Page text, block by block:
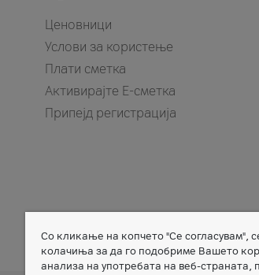
Ценовници
Услови за користење
Плати сметка
Активирајте Е-сметка
Припејд регистрација
Member of
Со кликање на копчето "Се согласувам",
колачиња за да го подобриме Вашето
анализа на употребата на веб-страната,